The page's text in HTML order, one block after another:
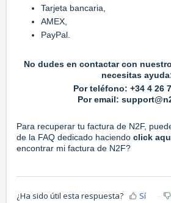
Tarjeta bancaria,
AMEX,
PayPal.
No dudes en contactar con
necesitas
Por teléfono: +34 4 26
Por email:
Para recuperar tu factura de N2F,
de la FAQ dedicado haciendo click
encontrar mi factura de N2F?
¿Ha sido útil esta respuesta? Sí